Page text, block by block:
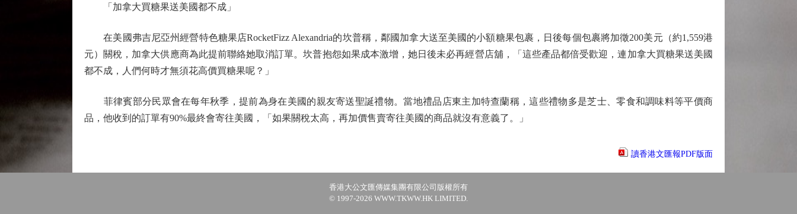
「加拿大買糖果送美國都不成」
在美國弗吉尼亞州經營特色糖果店RocketFizz Alexandria的坎普稱，鄰國加拿大送至美國的小額糖果包裹，日後每個包裹將加徵200美元（約1,559港
元）關稅，加拿大供應商為此提前聯絡她取消訂單。坎普抱怨如果成本激增，她日後未必再經營店舖，「這些產品都倍受歡迎，連加拿大買糖果送美國
都不成，人們何時才無須花高價買糖果呢？」
菲律賓部分民眾會在每年秋季，提前為身在美國的親友寄送聖誕禮物。當地禮品店東主加特查蘭稱，這些禮物多是芝士、零食和調味料等平價商
品，他收到的訂單有90%最終會寄往美國，「如果關稅太高，再加價售賣寄往美國的商品就沒有意義了。」
讀香港文匯報PDF版面
香港大公文匯傳媒集團有限公司版權所有
© 1997-2026 WWW.TKWW.HK LIMITED.